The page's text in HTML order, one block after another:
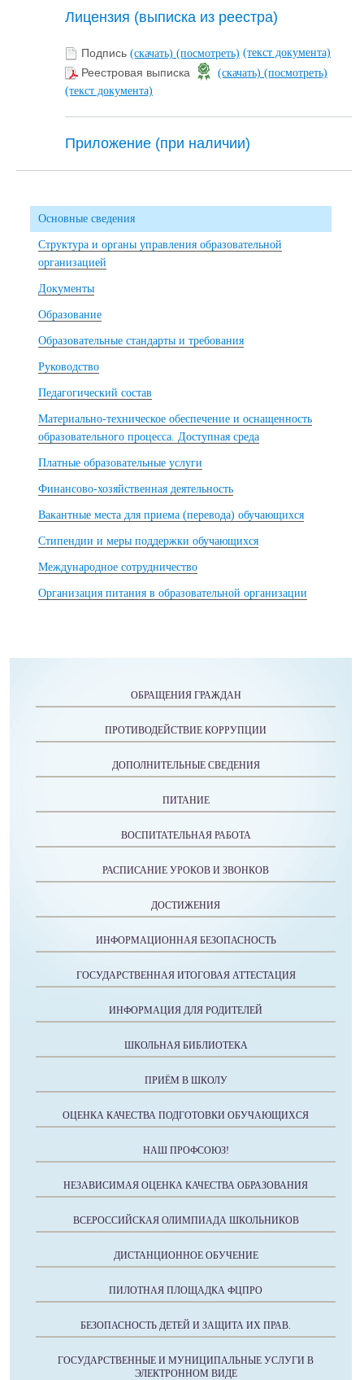
Лицензия (выписка из реестра)
Подпись (скачать) (посмотреть) (текст документа)
Реестровая выписка (скачать) (посмотреть)
(текст документа)
Приложение (при наличии)
Основные сведения
Структура и органы управления образовательной
организацией
Документы
Образование
Образовательные стандарты и требования
Руководство
Педагогический состав
Материально-техническое обеспечение и оснащенность
образовательного процесса. Доступная среда
Платные образовательные услуги
Финансово-хозяйственная деятельность
Вакантные места для приема (перевода) обучающихся
Стипендии и меры поддержки обучающихся
Международное сотрудничество
Организация питания в образовательной организации
ОБРАЩЕНИЯ ГРАЖДАН
ПРОТИВОДЕЙСТВИЕ КОРРУПЦИИ
ДОПОЛНИТЕЛЬНЫЕ СВЕДЕНИЯ
ПИТАНИЕ
ВОСПИТАТЕЛЬНАЯ РАБОТА
РАСПИСАНИЕ УРОКОВ И ЗВОНКОВ
ДОСТИЖЕНИЯ
ИНФОРМАЦИОННАЯ БЕЗОПАСНОСТЬ
ГОСУДАРСТВЕННАЯ ИТОГОВАЯ АТТЕСТАЦИЯ
ИНФОРМАЦИЯ ДЛЯ РОДИТЕЛЕЙ
ШКОЛЬНАЯ БИБЛИОТЕКА
ПРИЁМ В ШКОЛУ
ОЦЕНКА КАЧЕСТВА ПОДГОТОВКИ ОБУЧАЮЩИХСЯ
НАШ ПРОФСОЮЗ!
НЕЗАВИСИМАЯ ОЦЕНКА КАЧЕСТВА ОБРАЗОВАНИЯ
ВСЕРОССИЙСКАЯ ОЛИМПИАДА ШКОЛЬНИКОВ
ДИСТАНЦИОННОЕ ОБУЧЕНИЕ
ПИЛОТНАЯ ПЛОЩАДКА ФЦПРО
БЕЗОПАСНОСТЬ ДЕТЕЙ И ЗАЩИТА ИХ ПРАВ.
ГОСУДАРСТВЕННЫЕ И МУНИЦИПАЛЬНЫЕ УСЛУГИ В
ЭЛЕКТРОННОМ ВИДЕ